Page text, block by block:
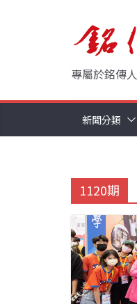
專屬於銘傳
新聞分類
1120期